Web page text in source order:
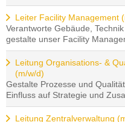
Leiter Facility Management
Verantworte Gebäude,
gestalte unser Facility
Leitung Organisations- &
(m/w/d)
Gestalte Prozesse und
Einfluss auf Strategie und
Leitung Zentralverwaltung